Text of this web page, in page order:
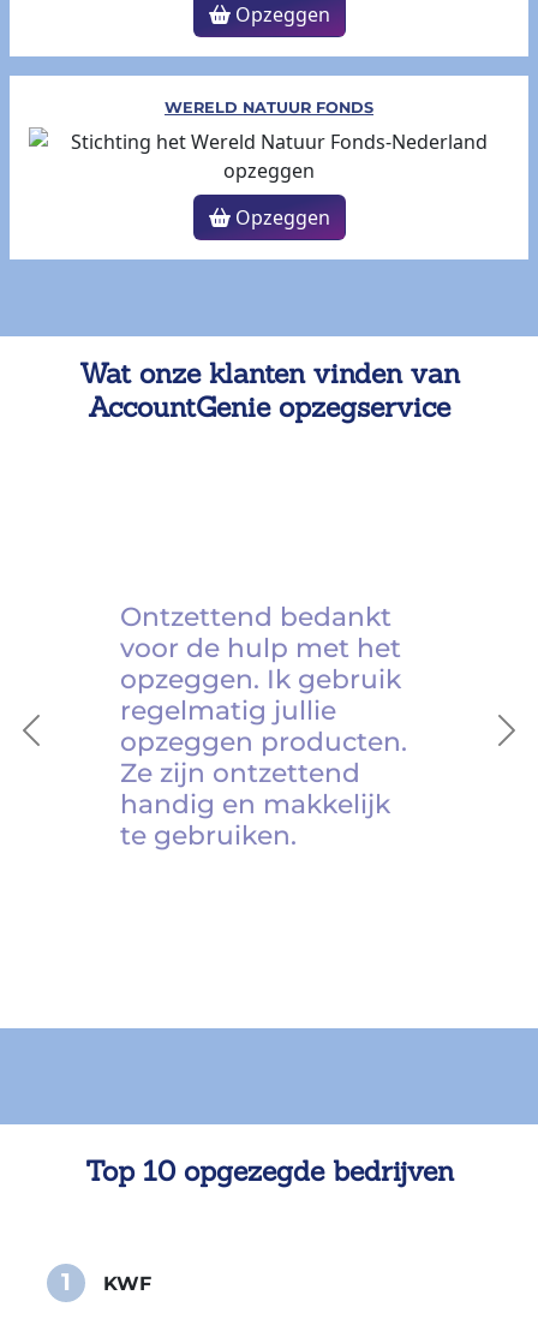
Opzeggen
WERELD NATUUR FONDS
Opzeggen
Wat onze klanten vinden van
AccountGenie opzegservice
Previous
Ontzettend bedankt
voor de hulp met het
opzeggen. Ik gebruik
regelmatig jullie
opzeggen producten.
Ze zijn ontzettend
handig en makkelijk
te gebruiken.
Top 10 opgezegde bedrijven
1 KWF